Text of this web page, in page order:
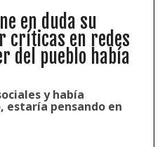
en duda su
críticas en redes
del pueblo había
y había
estaría pensando en